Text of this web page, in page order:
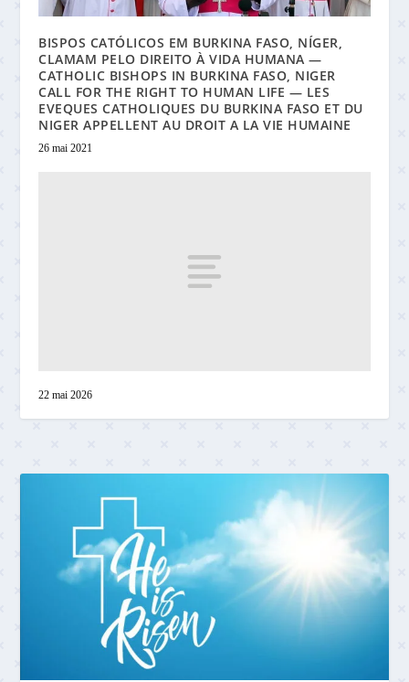
BISPOS CATÓLICOS EM BURKINA FASO, NÍGER,
CLAMAM PELO DIREITO À VIDA HUMANA —
CATHOLIC BISHOPS IN BURKINA FASO, NIGER
CALL FOR THE RIGHT TO HUMAN LIFE — LES
EVEQUES CATHOLIQUES DU BURKINA FASO ET DU
NIGER APPELLENT AU DROIT A LA VIE HUMAINE
26 mai 2021
22 mai 2026